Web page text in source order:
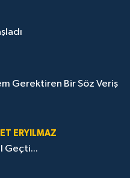
Gerektiren Bir Söz Veriş
ERYILMAZ
Geçti...